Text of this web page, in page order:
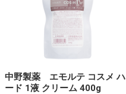
中野製薬 エモルテ コスメ ハ
ード 1液 クリーム 400g